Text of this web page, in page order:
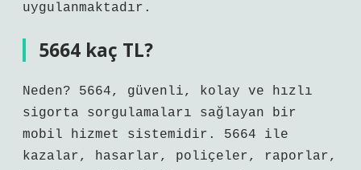
uygulanmaktadır.
5664 kaç TL?
Neden? 5664, güvenli, kolay ve hızlı
sigorta sorgulamaları sağlayan bir
mobil hizmet sistemidir. 5664 ile
kazalar, hasarlar, poliçeler, raporlar,